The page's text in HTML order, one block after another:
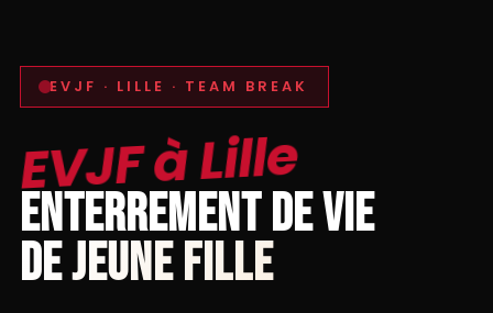
EVJF · LILLE · TEAM BREAK
EVJF à Lille
ENTERREMENT DE VIE
DE JEUNE FILLE